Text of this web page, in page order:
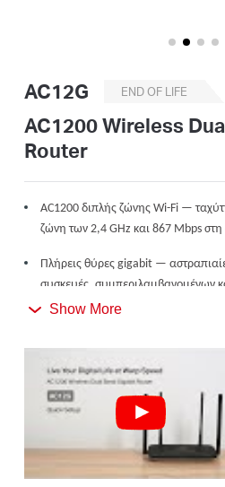
Ελληνικά
AC12G END OF LIFE
AC1200 Wireless
Router
AC1200 διπλής ζώνης Wi-Fi —
ζώνη των 2,4 GHz και 867 Mbps
Πλήρεις θύρες gigabit —
συσκευές, συμπεριλαμβανομένων
έξυπνων τηλεοράσεων και άλλων
4 εξωτερικές κεραίες υψηλής
κάλυψη σε όλο το σπίτι σας
Εύκολη εγκατάσταση — η
διαδικασία εγκατάστασης μέσα σε
Show More